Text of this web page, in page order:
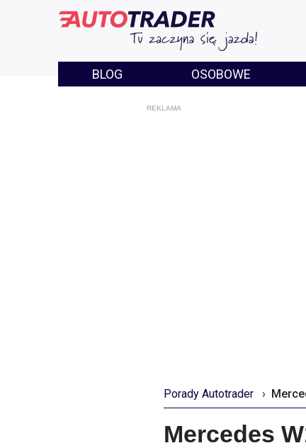
BLOG OSOBOWE
REKLAMA
Porady Autotrader ›
Mercedes